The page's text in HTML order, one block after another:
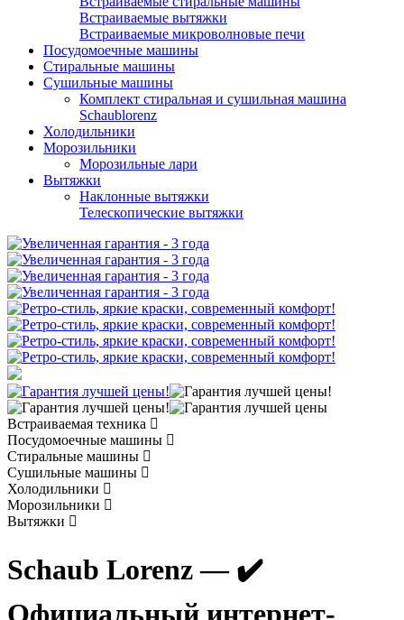
Встраиваемые вытяжки
Встраиваемые микроволновые печи
Посудомоечные машины
Стиральные машины
Сушильные машины
Комплект стиральная и сушильная машина
Schaublorenz
Холодильники
Морозильники
Морозильные лари
Вытяжки
Наклонные вытяжки
Телескопические вытяжки
Встраиваемая техника
Посудомоечные машины
Стиральные машины
Сушильные машины
Холодильники
Морозильники
Вытяжки
Schaub Lorenz — ✔️